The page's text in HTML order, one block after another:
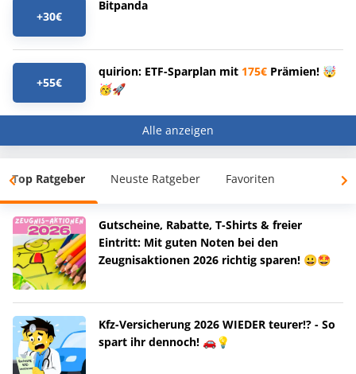
+30€
Bitpanda
+55€
quirion: ETF-Sparplan mit 175€ Prämien! 🤯
🥳🚀
Alle anzeigen
Top Ratgeber Neuste Ratgeber Favoriten
Gutscheine, Rabatte, T-Shirts & freier
Eintritt: Mit guten Noten bei den
Zeugnisaktionen 2026 richtig sparen! 😀🤩
Kfz-Versicherung 2026 WIEDER teurer!? - So
spart ihr dennoch! 🚗💡